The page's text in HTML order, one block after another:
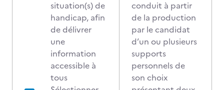
situation(s) de
handicap, afin
de délivrer
une
information
accessible à
tous
conduit à partir
de la production
par le candidat
d’un ou plusieurs
supports
personnels de
son choix